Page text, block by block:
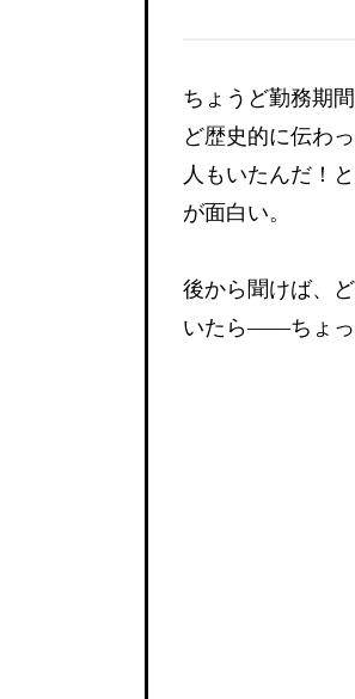
ちょうど勤務期
ど歴史的に伝わ
人もいたんだ！
が面白い。
後から聞けば、
いたら——ちょっ